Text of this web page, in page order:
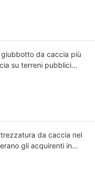
giubbotto da caccia più
su terreni pubblici
da caccia nel
gli acquirenti in